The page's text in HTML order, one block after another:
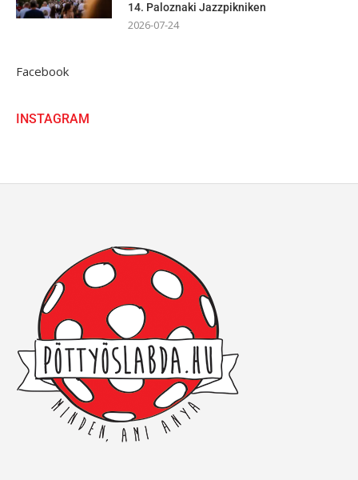
14. Paloznaki Jazzpikniken
2026-07-24
Facebook
INSTAGRAM